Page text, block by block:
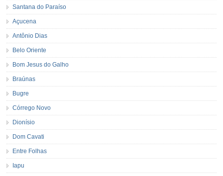
Santana do Paraíso
Açucena
Antônio Dias
Belo Oriente
Bom Jesus do Galho
Braúnas
Bugre
Córrego Novo
Dionísio
Dom Cavati
Entre Folhas
Iapu